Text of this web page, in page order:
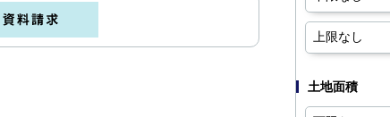
土地面積